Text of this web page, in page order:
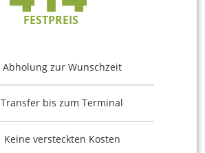
FESTPREIS
Abholung zur Wunschzeit
Transfer bis zum Terminal
Keine versteckten Kosten